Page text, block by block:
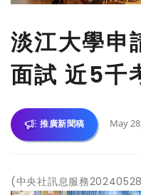
淡江大學申
面試 近5千
推廣新聞稿 May
(中央社訊息服務20240528